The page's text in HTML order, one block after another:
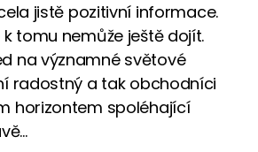
jistě pozitivní informace.
k tomu nemůže ještě dojít.
na významné světové
radostný a tak obchodníci
horizontem spoléhající